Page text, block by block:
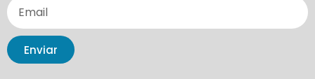
Enviar